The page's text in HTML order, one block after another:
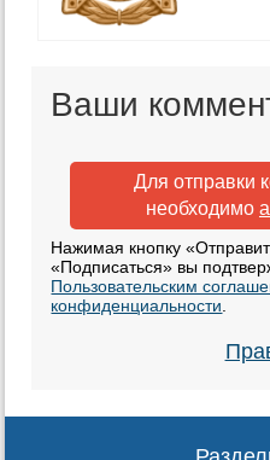
Ваши
Для отправки
необходимо
Нажимая кнопку
«Подписаться» вы
Пользовательским
конфиденциальности